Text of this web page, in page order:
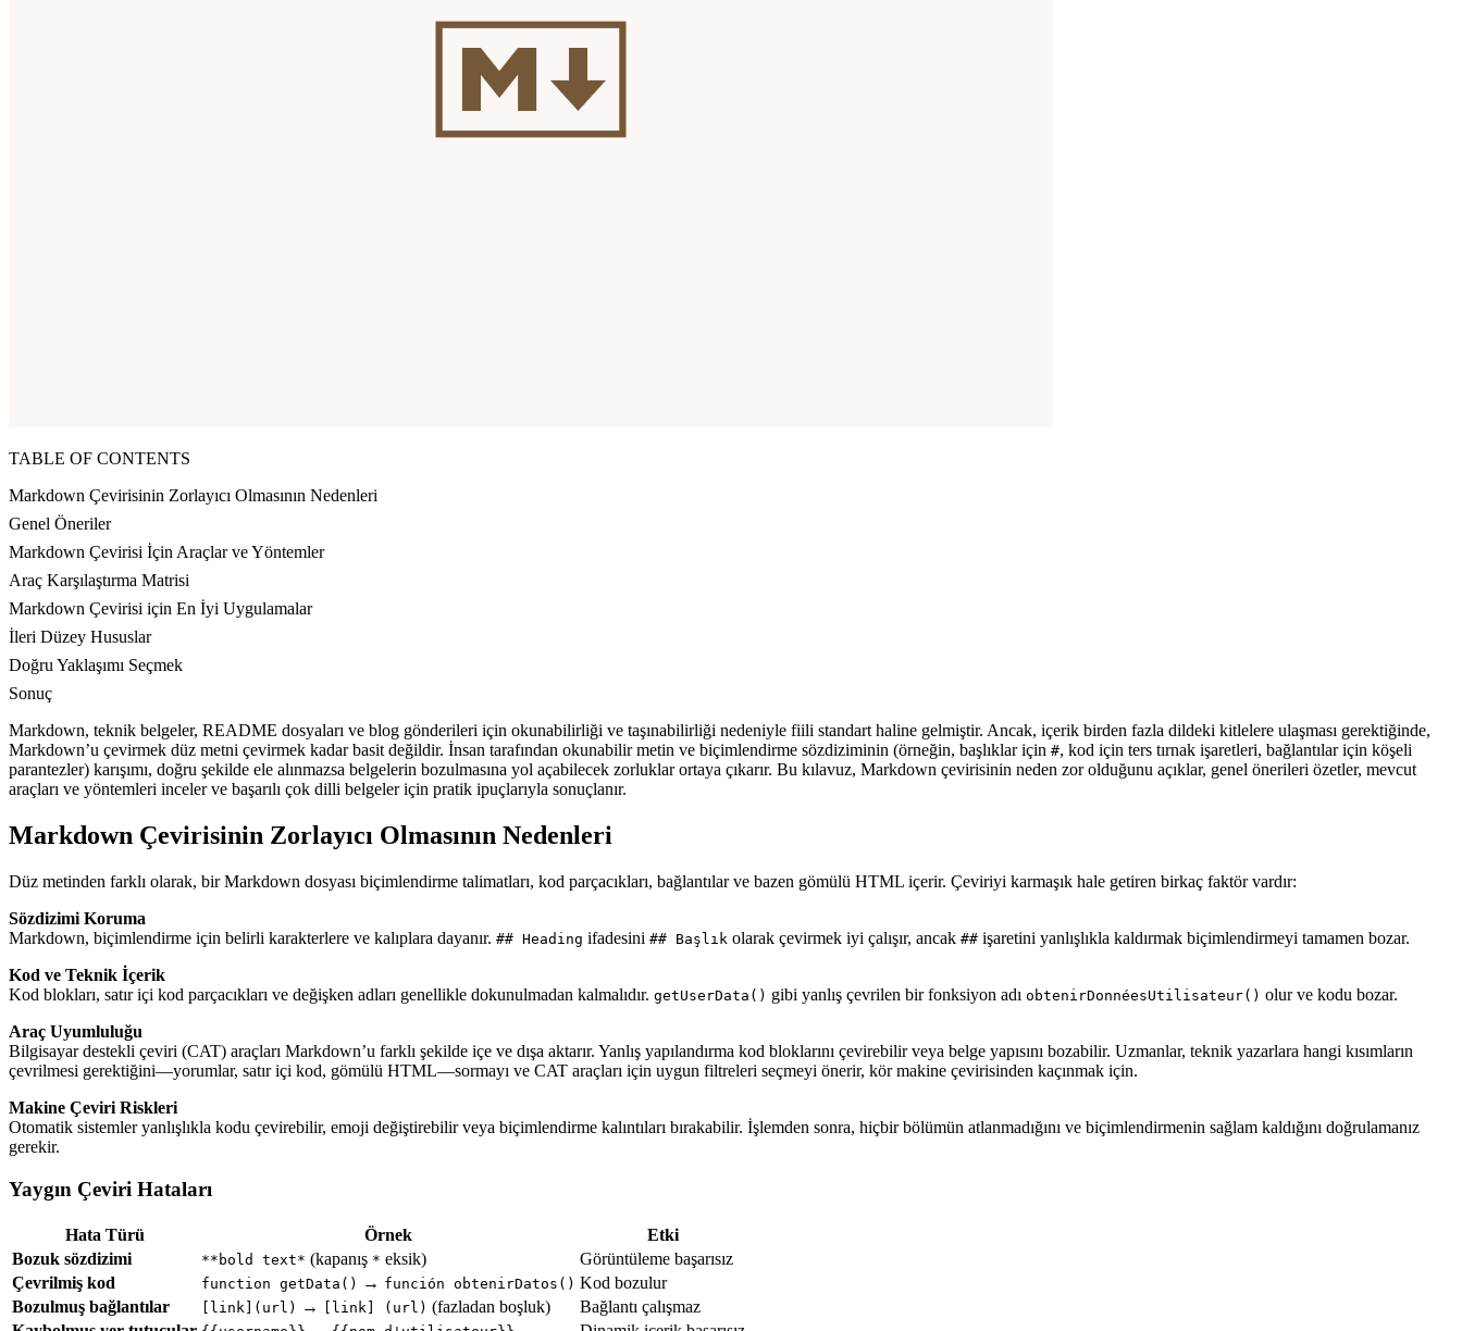
TABLE OF CONTENTS
Markdown Çevirisinin Zorlayıcı Olmasının Nedenleri
Genel Öneriler
Markdown Çevirisi İçin Araçlar ve Yöntemler
Araç Karşılaştırma Matrisi
Markdown Çevirisi için En İyi Uygulamalar
İleri Düzey Hususlar
Doğru Yaklaşımı Seçmek
Sonuç
Markdown, teknik belgeler, README dosyaları ve blog gönderileri için okunabilirliği ve taşınabilirliği nedeniyle fiili standart haline gelmiştir. Ancak, içerik birden fazla dildeki kitlelere ulaşması gerektiğinde,
Markdown’u çevirmek düz metni çevirmek kadar basit değildir. İnsan tarafından okunabilir metin ve biçimlendirme sözdiziminin (örneğin, başlıklar için #, kod için ters tırnak işaretleri, bağlantılar için köşeli
parantezler) karışımı, doğru şekilde ele alınmazsa belgelerin bozulmasına yol açabilecek zorluklar ortaya çıkarır. Bu kılavuz, Markdown çevirisinin neden zor olduğunu açıklar, genel önerileri özetler, mevcut
araçları ve yöntemleri inceler ve başarılı çok dilli belgeler için pratik ipuçlarıyla sonuçlanır.
Markdown Çevirisinin Zorlayıcı Olmasının Nedenleri
Düz metinden farklı olarak, bir Markdown dosyası biçimlendirme talimatları, kod parçacıkları, bağlantılar ve bazen gömülü HTML içerir. Çeviriyi karmaşık hale getiren birkaç faktör vardır:
Sözdizimi Koruma
Markdown, biçimlendirme için belirli karakterlere ve kalıplara dayanır. ## Heading ifadesini ## Başlık olarak çevirmek iyi çalışır, ancak ## işaretini yanlışlıkla kaldırmak biçimlendirmeyi tamamen bozar.
Kod ve Teknik İçerik
Kod blokları, satır içi kod parçacıkları ve değişken adları genellikle dokunulmadan kalmalıdır. getUserData() gibi yanlış çevrilen bir fonksiyon adı obtenirDonnéesUtilisateur() olur ve kodu bozar.
Araç Uyumluluğu
Bilgisayar destekli çeviri (CAT) araçları Markdown’u farklı şekilde içe ve dışa aktarır. Yanlış yapılandırma kod bloklarını çevirebilir veya belge yapısını bozabilir. Uzmanlar, teknik yazarlara hangi kısımların
çevrilmesi gerektiğini—yorumlar, satır içi kod, gömülü HTML—sormayı ve CAT araçları için uygun filtreleri seçmeyi önerir, kör makine çevirisinden kaçınmak için.
Makine Çeviri Riskleri
Otomatik sistemler yanlışlıkla kodu çevirebilir, emoji değiştirebilir veya biçimlendirme kalıntıları bırakabilir. İşlemden sonra, hiçbir bölümün atlanmadığını ve biçimlendirmenin sağlam kaldığını doğrulamanız
gerekir.
Yaygın Çeviri Hataları
Hata Türü Örnek
Etki
Bozuk sözdizimi
**bold text* (kapanış * eksik)
Görüntüleme başarısız
Çevrilmiş kod
function getData() → función obtenirDatos() Kod bozulur
Bozulmuş bağlantılar
[link](url) → [link] (url) (fazladan boşluk)
Bağlantı çalışmaz